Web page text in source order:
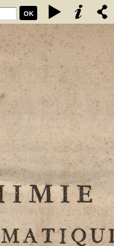
OK
facilement cette science en
et de caractères
vue, les rapports de la
corps par F. G. Courrejolles.
Gabriel